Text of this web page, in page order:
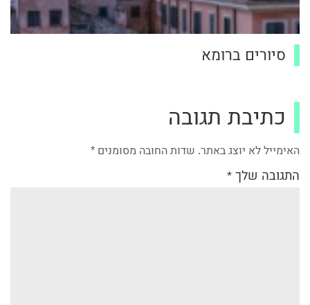
סיורים ברומא
כתיבת תגובה
האימייל לא יוצג באתר. שדות החובה מסומנים *
התגובה שלך*